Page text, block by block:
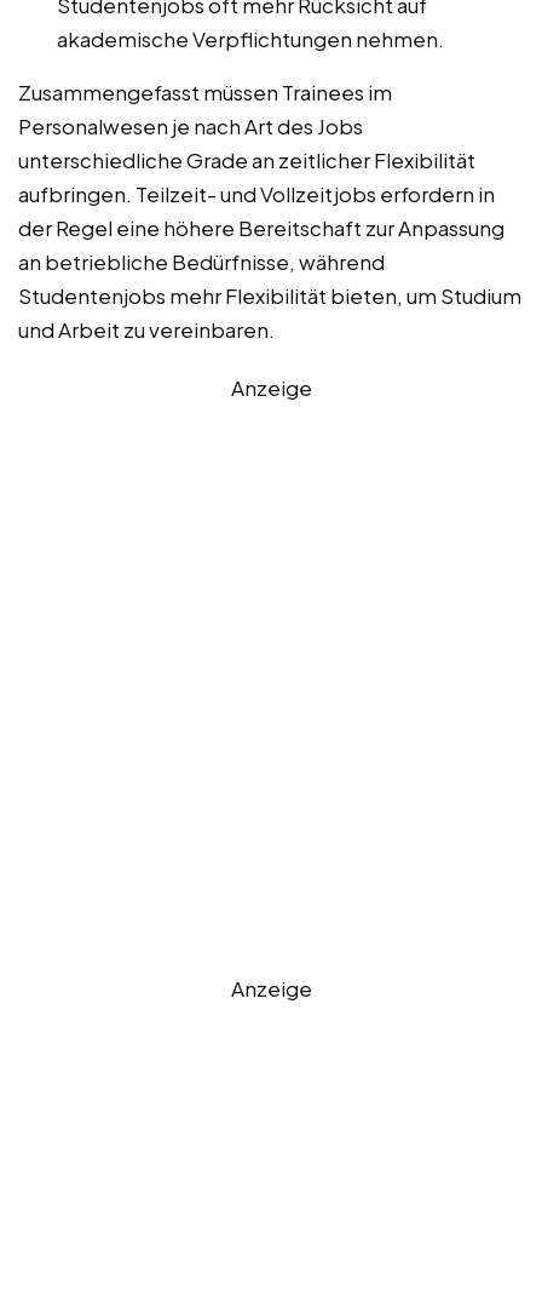
akademische Verpflichtungen nehmen.
Zusammengefasst müssen Trainees im
Personalwesen je nach Art des Jobs
unterschiedliche Grade an zeitlicher Flexibilität
aufbringen. Teilzeit- und Vollzeitjobs erfordern in
der Regel eine höhere Bereitschaft zur Anpassung
an betriebliche Bedürfnisse, während
Studentenjobs mehr Flexibilität bieten, um Studium
und Arbeit zu vereinbaren.
Anzeige
Anzeige